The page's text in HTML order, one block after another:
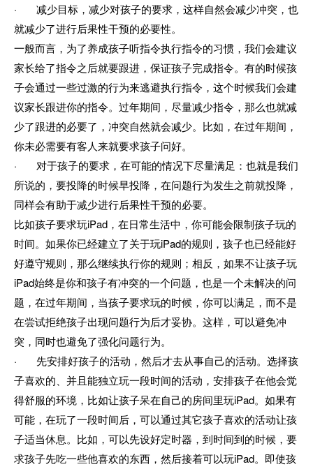
· 减少目标，减少对孩子的要求，这样自然会减少冲突，也
就减少了进行后果性干预的必要性。
一般而言，为了养成孩子听指令执行指令的习惯，我们会建议
家长给了指令之后就要跟进，保证孩子完成指令。有的时候孩
子会通过一些过激的行为来逃避执行指令，这个时候我们会建
议家长跟进你的指令。过年期间，尽量减少指令，那么也就减
少了跟进的必要了，冲突自然就会减少。比如，在过年期间，
你未必需要有客人来就要求孩子问好。
· 对于孩子的要求，在可能的情况下尽量满足：也就是我们
所说的，要投降的时候早投降，在问题行为发生之前就投降，
同样会有助于减少进行后果性干预的必要。
比如孩子要求玩iPad，在日常生活中，你可能会限制孩子玩的
时间。如果你已经建立了关于玩iPad的规则，孩子也已经能好
好遵守规则，那么继续执行你的规则；相反，如果不让孩子玩
iPad始终是你和孩子有冲突的一个问题，也是一个未解决的问
题，在过年期间，当孩子要求玩的时候，你可以满足，而不是
在尝试拒绝孩子出现问题行为后才妥协。这样，可以避免冲
突，同时也避免了强化问题行为。
· 先安排好孩子的活动，然后才去从事自己的活动。选择孩
子喜欢的、并且能独立玩一段时间的活动，安排孩子在他会觉
得舒服的环境，比如让孩子呆在自己的房间里玩iPad。如果有
可能，在玩了一段时间后，可以通过其它孩子喜欢的活动让孩
子适当休息。比如，可以先设好定时器，到时间到的时候，要
求孩子先吃一些他喜欢的东西，然后接着可以玩iPad。即使孩